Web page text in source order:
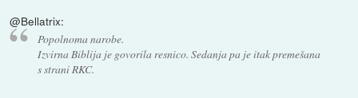
@Bellatrix:
Popolnoma narobe.
Izvirna Biblija je govorila resnico. Sedanja pa je itak premešana
s strani RKC.